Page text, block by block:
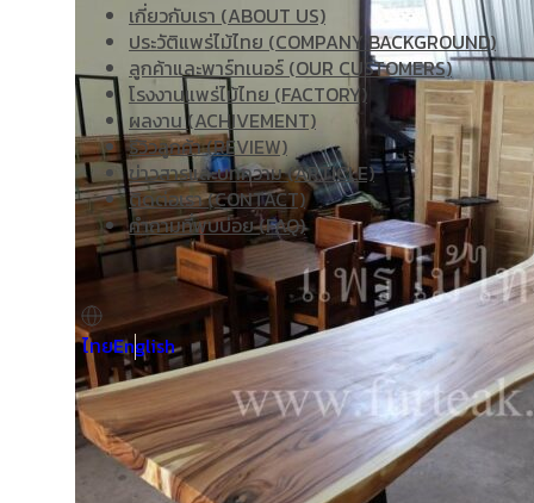
เกี่ยวกับเรา (ABOUT US)
ประวัติแพร่ไม้ไทย (COMPANY BACKGROUND)
ลูกค้าและพาร์ทเนอร์ (OUR CUSTOMERS)
โรงงานแพร่ไม้ไทย (FACTORY)
ผลงาน (ACHIVEMENT)
รีวิวลูกค้า (REVIEW)
ข่าวสารและบทความ (ARTICLE)
ติดต่อเรา (CONTACT)
คำถามที่พบบ่อย (FAQ)
English
ไทย